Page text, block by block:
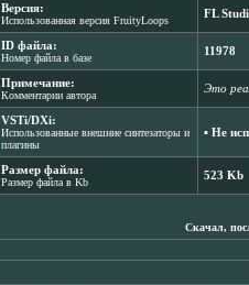
Версия:
Использованная версия FruityLoops
FL
ID файла:
Номер файла в базе
11978
Примечание:
Комментарии автора
Это
VSTi/DXi:
Использованные внешние синтезаторы и
плагины
▪ Не
Размер файла:
Размер файла в Kb
523 Kb
Скачал,